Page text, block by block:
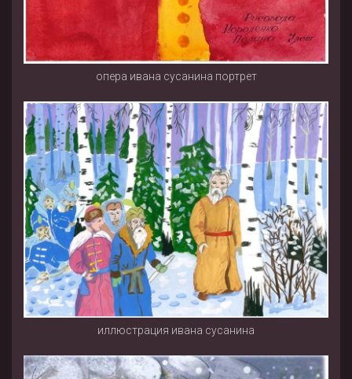
опера ивана сусанина портрет
иллюстрация ивана сусанина